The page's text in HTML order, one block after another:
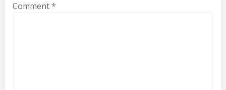
Comment*